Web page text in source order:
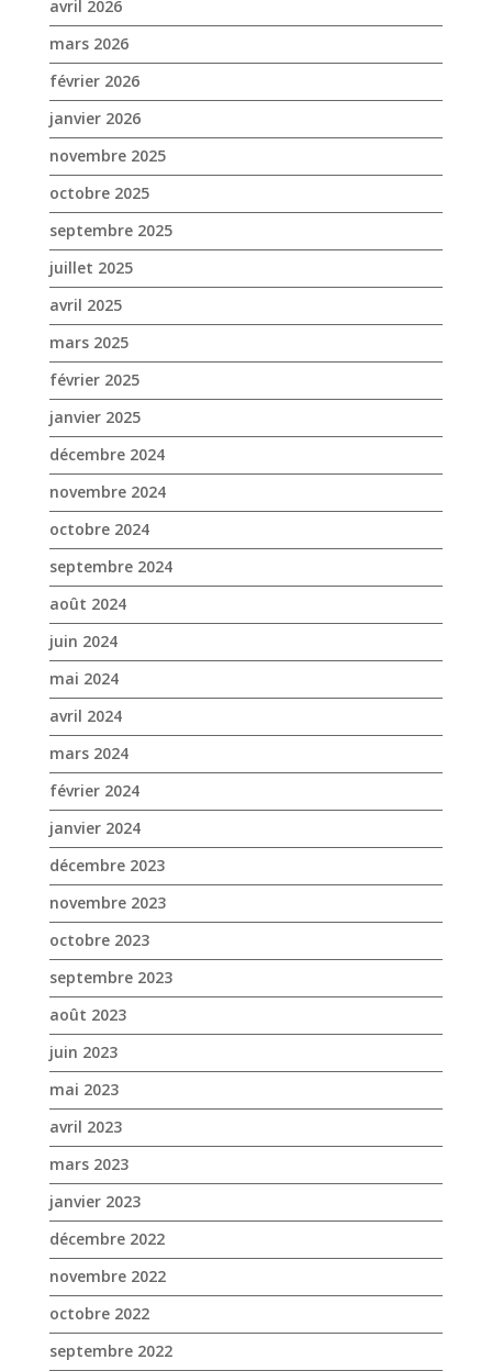
octobre 2025
septembre 2025
juillet 2025
avril 2025
mars 2025
février 2025
janvier 2025
décembre 2024
novembre 2024
octobre 2024
septembre 2024
août 2024
juin 2024
mai 2024
avril 2024
mars 2024
février 2024
janvier 2024
décembre 2023
novembre 2023
octobre 2023
septembre 2023
août 2023
juin 2023
mai 2023
avril 2023
mars 2023
janvier 2023
décembre 2022
novembre 2022
octobre 2022
septembre 2022
août 2022
juillet 2022
juin 2022
mai 2022
avril 2022